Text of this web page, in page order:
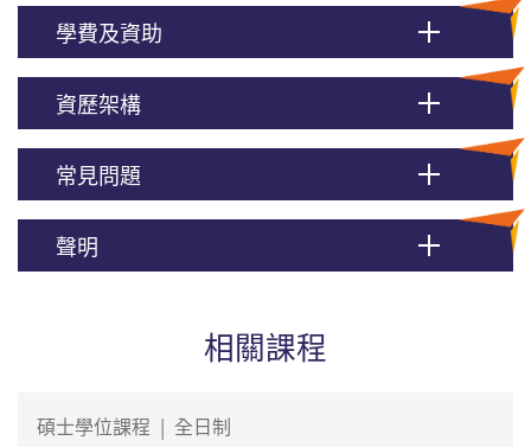
學費及資助
資歷架構
常見問題
聲明
相關課程
碩士學位課程 | 全日制